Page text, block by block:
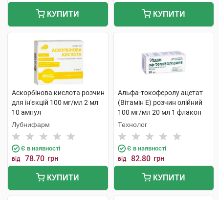
КУПИТИ КУПИТИ
Аскорбінова кислота розчин
для ін'єкцій 100 мг/мл 2 мл
10 ампул
Лубнифарм
Є в наявності
від 78.70 грн
КУПИТИ
Альфа-токоферолу ацетат
(Вітамін E) розчин олійний
100 мг/мл 20 мл 1 флакон
Технолог
Є в наявності
від 82.80 грн
КУПИТИ